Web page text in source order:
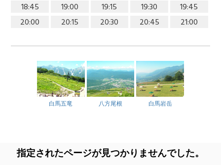
18:45
19:00 19:15 19:30
19:45
20:00
20:15 20:30 20:45 21:00
白馬五竜 八方尾根 白馬岩岳